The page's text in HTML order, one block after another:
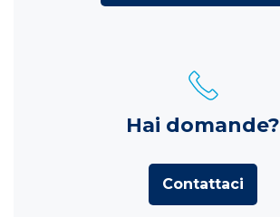
Hai domande?
Contattaci